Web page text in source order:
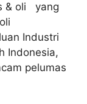
& oli yang
Industri
Indonesia,
pelumas